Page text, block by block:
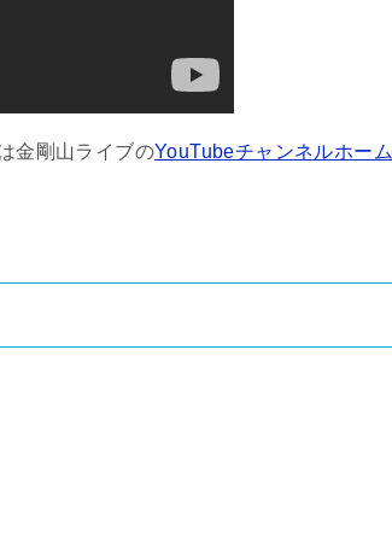
金剛山ライブのYouTubeチャンネルホーム